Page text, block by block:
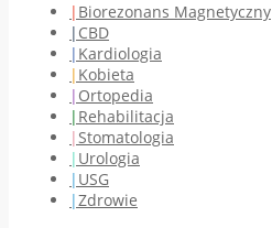
Biorezonans Magnetyczny
CBD
Kardiologia
Kobieta
Ortopedia
Rehabilitacja
Stomatologia
Urologia
USG
Zdrowie